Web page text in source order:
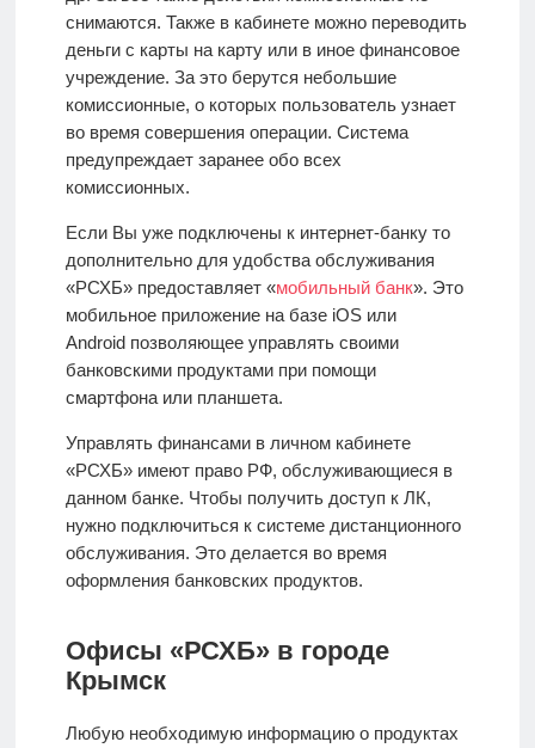
снимаются. Также в кабинете можно переводить
деньги с карты на карту или в иное финансовое
учреждение. За это берутся небольшие
комиссионные, о которых пользователь узнает
во время совершения операции. Система
предупреждает заранее обо всех
комиссионных.
Если Вы уже подключены к интернет-банку то
дополнительно для удобства обслуживания
«РСХБ» предоставляет «мобильный банк». Это
мобильное приложение на базе iOS или
Android позволяющее управлять своими
банковскими продуктами при помощи
смартфона или планшета.
Управлять финансами в личном кабинете
«РСХБ» имеют право РФ, обслуживающиеся в
данном банке. Чтобы получить доступ к ЛК,
нужно подключиться к системе дистанционного
обслуживания. Это делается во время
оформления банковских продуктов.
Офисы «РСХБ» в городе
Крымск
Любую необходимую информацию о продуктах